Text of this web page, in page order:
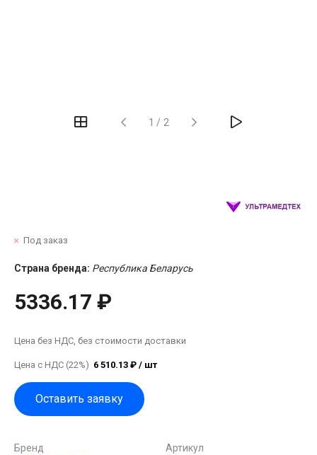
1 / 2
Под заказ
Страна бренда: Республика Беларусь
5336.17 ₽
Цена без НДС, без стоимости доставки
Цена с НДС (22%) 6 510.13 ₽ / шт
Оставить заявку
Бренд
Артикул